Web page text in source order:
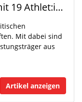
DLV nominiert EM-Kader mit 19 Athlet:innen aus Baden-Württemberg
Mit dabei sind
aus
Artikel anzeigen